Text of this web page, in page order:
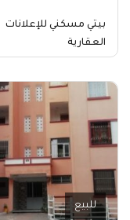
بيتي مسكني للإعلانات
العقارية
للبيع